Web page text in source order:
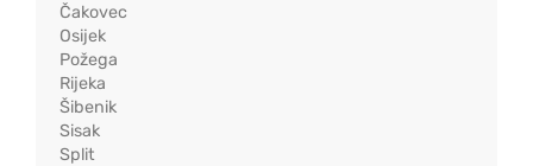
Čakovec
Osijek
Požega
Rijeka
Šibenik
Sisak
Split